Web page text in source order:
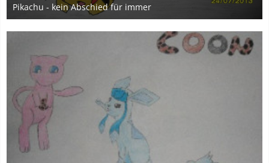
Pikachu - kein Abschied für immer
24. Juli 2013
1